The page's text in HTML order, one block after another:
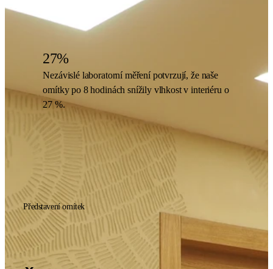
Představení omítek
27%
Nezávislé laboratorní měření potvrzují, že naše
omítky po 8 hodinách snížily vlhkost v interiéru o
27 %.